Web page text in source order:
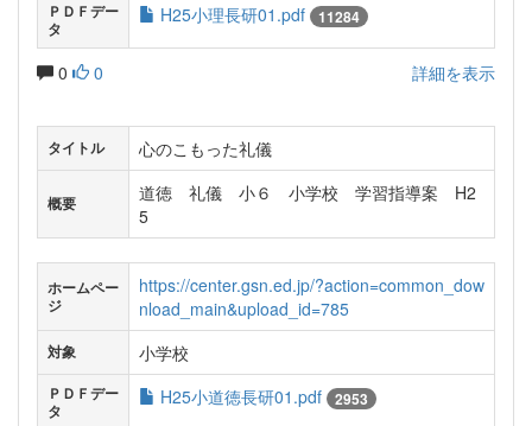
ＰＤＦデー
タ
H25小理長研01.pdf 11284
0 0 詳細を表示
タイトル 心のこもった礼儀
概要
道徳 礼儀 小６ 小学校 学習指導案 H2
5
ホームペー
ジ
https://center.gsn.ed.jp/?action=common_dow
nload_main&upload_id=785
対象 小学校
ＰＤＦデー
タ
H25小道徳長研01.pdf 2953